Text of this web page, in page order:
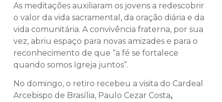
As meditações auxiliaram os jovens a redescobrir
o valor da vida sacramental, da oração diária e da
vida comunitária. A convivência fraterna, por sua
vez, abriu espaço para novas amizades e para o
reconhecimento de que “a fé se fortalece
quando somos Igreja juntos”.
No domingo, o retiro recebeu a visita do Cardeal
Arcebispo de Brasília, Paulo Cezar Costa,